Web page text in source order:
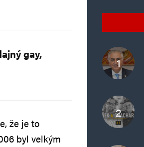
gay,
že je to
byl velkým